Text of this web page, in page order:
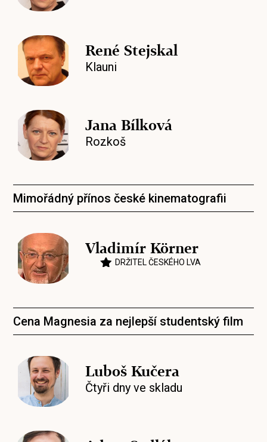
René Stejskal
Klauni
Jana Bílková
Rozkoš
Mimořádný přínos české kinematografii
Vladimír Körner
DRŽITEL ČESKÉHO LVA
Cena Magnesia za nejlepší studentský film
Luboš Kučera
Čtyři dny ve skladu